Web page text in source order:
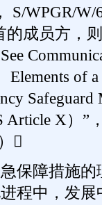
S/WPGR/
的成员方，
Elements of
Safeguard
Article X）”

障措施的
程中，发